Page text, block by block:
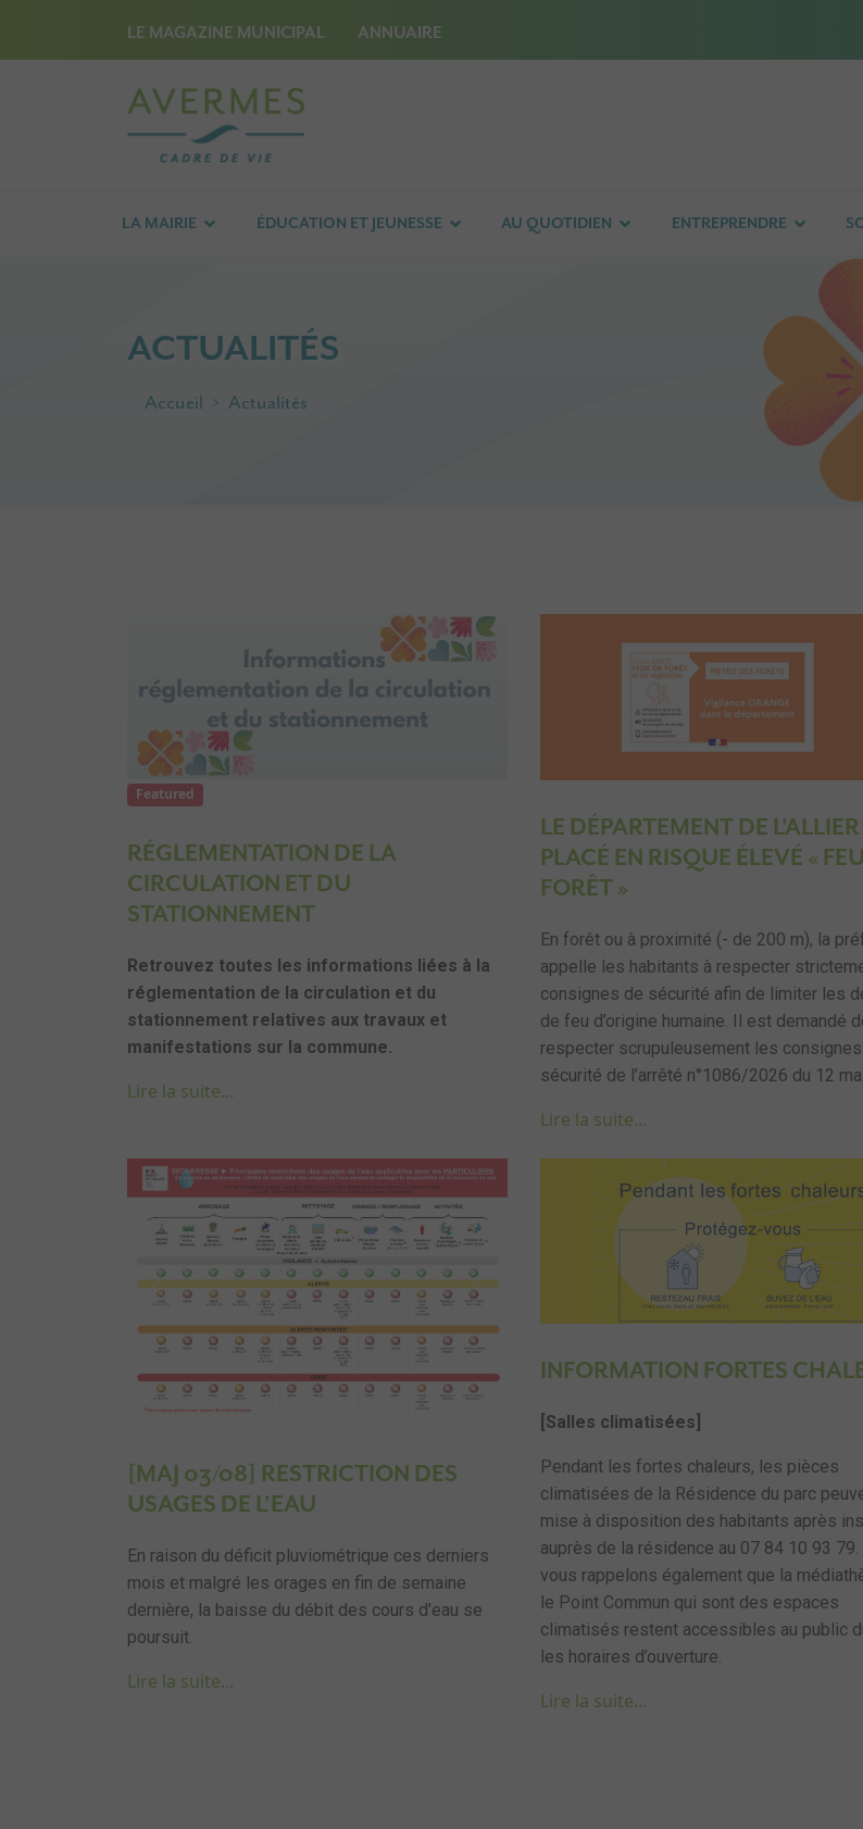
LE MAGAZINE MUNICIPAL ANNUAIRE
LA MAIRIE ÉDUCATION ET JEUNESSE AU QUOTIDIEN ENTREPRENDRE
ACTUALITÉS
Accueil Actualités
Featured
RÉGLEMENTATION DE LA
CIRCULATION ET DU
STATIONNEMENT
Retrouvez toutes les informations liées à la
réglementation de la circulation et du
stationnement relatives aux travaux et
manifestations sur la commune.
Lire la suite...
LE DÉPARTEMENT DE
PLACÉ EN RISQUE ÉLEVÉ «
FORÊT »
En forêt ou à proximité (- de 200 m), la
appelle les habitants à respecter
consignes de sécurité afin de limiter les
de feu d’origine humaine. Il est demandé
respecter scrupuleusement les
sécurité de l’arrêté n°1086/2026 du 12
Lire la suite...
Previous Next
[MAJ 03/08] RESTRICTION DES
USAGES DE L'EAU
En raison du déficit pluviométrique ces derniers
mois et malgré les orages en fin de semaine
dernière, la baisse du débit des cours d'eau se
poursuit.
Lire la suite...
INFORMATION FORTES
[Salles climatisées]
Pendant les fortes chaleurs, les pièces
climatisées de la Résidence du parc
mise à disposition des habitants après
auprès de la résidence au 07 84 10 93 79.
vous rappelons également que la
le Point Commun qui sont des espaces
climatisés restent accessibles au public
les horaires d’ouverture.
Lire la suite...